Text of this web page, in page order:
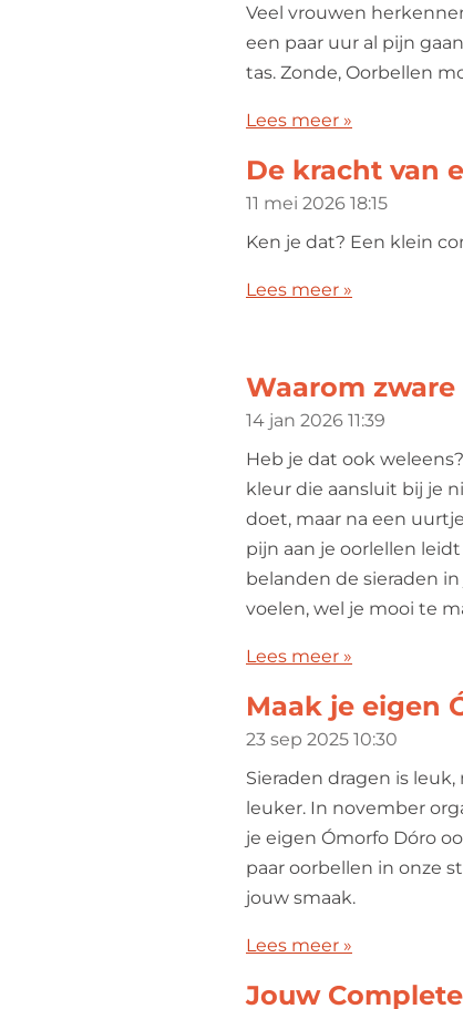
Veel vrouwen
een paar uur al pijn
tas. Zonde, Oorbellen
Lees meer »
De kracht van
11 mei 2026 18:15
Ken je dat? Een klein
Lees meer »
Waarom
14 jan 2026 11:39
Heb je dat ook
kleur die aansluit bij je
doet, maar na een
pijn aan je oorlellen
belanden de sieraden
voelen, wel je mooi te
Lees meer »
Maak je eigen
23 sep 2025 10:30
Sieraden dragen is
leuker. In november
je eigen Ómorfo Dóro
paar oorbellen in onze
jouw smaak.
Lees meer »
Jouw